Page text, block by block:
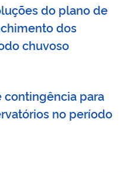
do plano de
dos
chuvoso
contingência para
no período